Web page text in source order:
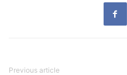
Previous article